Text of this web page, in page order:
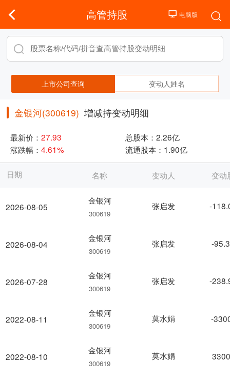
高管持股
上市公司查询 变动人姓名
金银河(300619) 增减持变动明细
最新价： 27.93 总股本： 2.26亿
涨跌幅： 4.61% 流通股本： 1.90亿
日期
2026-08-05
2026-08-04
2026-07-28
2022-08-11
2022-08-10
名称 变动人 变动
金银河
300619
张启发 -
金银河
300619
张启发 -
金银河
300619
张启发 -
金银河
300619
莫水娟 -
金银河
300619
莫水娟